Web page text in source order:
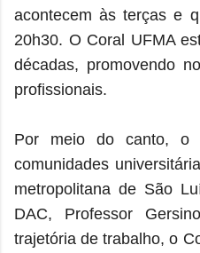
acontecem às terças e
20h30. O Coral UFMA
décadas, promovendo
profissionais.
Por meio do canto, o
comunidades
metropolitana de São
DAC, Professor
trajetória de trabalho, o